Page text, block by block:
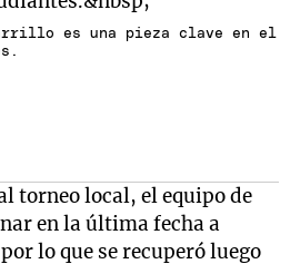
es una pieza clave en el
torneo local, el equipo de
en la última fecha a
lo que se recuperó luego